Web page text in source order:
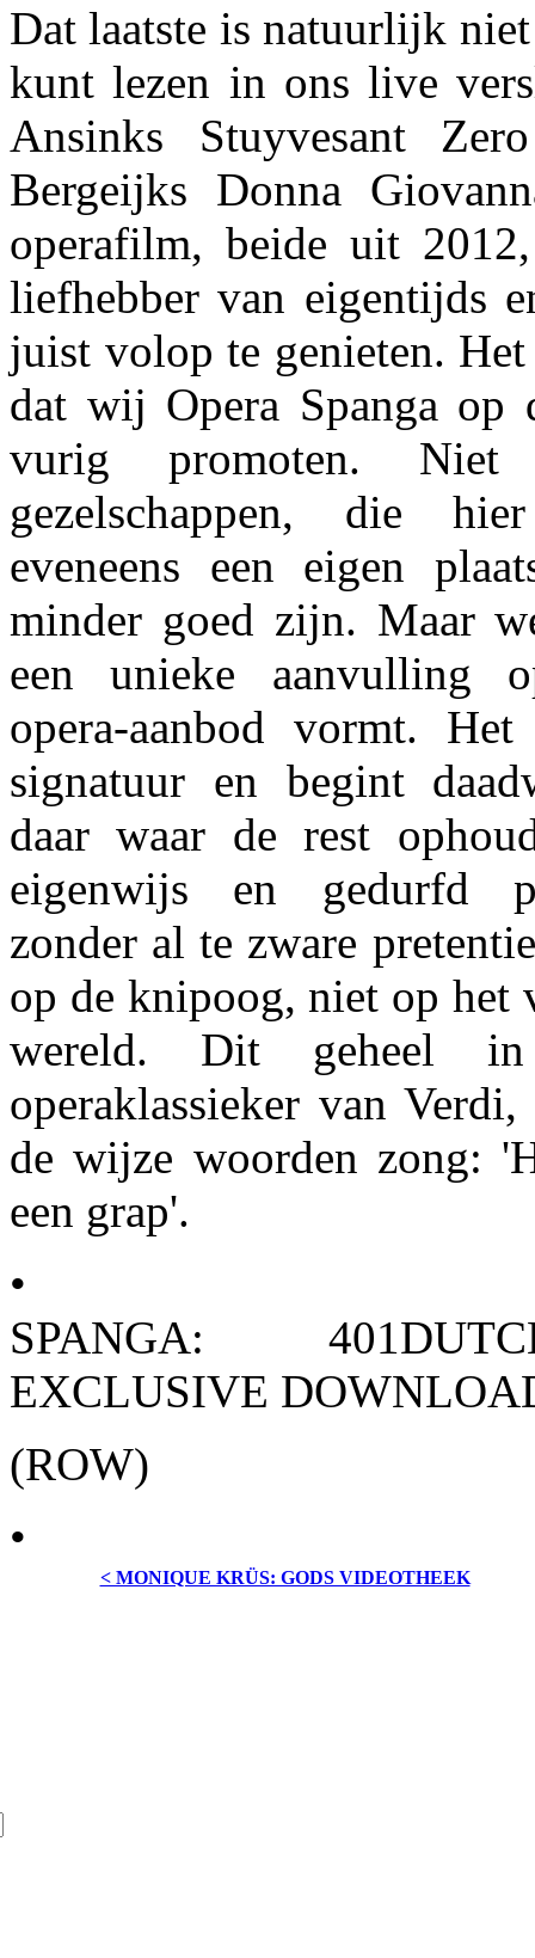
Dat laatste is natuurlijk
kunt lezen in ons live
Ansinks Stuyvesant
Bergeijks Donna
operafilm, beide uit
liefhebber van eigentijds
juist volop te genieten.
dat wij Opera Spanga op
vurig promoten. Niet
gezelschappen, die
eveneens een eigen
minder goed zijn. Maar
een unieke aanvulling
opera-aanbod vormt.
signatuur en begint
daar waar de rest
eigenwijs en gedurfd
zonder al te zware
op de knipoog, niet op het
wereld. Dit geheel
operaklassieker van
de wijze woorden zong:
een grap'.
•
SPANGA:
EXCLUSIVE
(ROW)
•
< MONIQUE KRÜS: GODS VIDEOTHEEK